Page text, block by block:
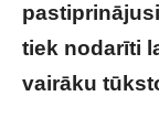
tiek nodarīti
vairāku